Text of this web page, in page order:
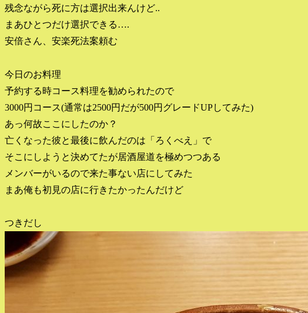
残念ながら死に方は選択出来んけど..
まあひとつだけ選択できる….
安倍さん、安楽死法案頼む
今日のお料理
予約する時コース料理を勧められたので
3000円コース(通常は2500円だが500円グレードUPしてみた)
あっ何故ここにしたのか？
亡くなった彼と最後に飲んだのは「ろくべえ」で
そこにしようと決めてたが居酒屋道を極めつつある
メンバーがいるので来た事ない店にしてみた
まあ俺も初見の店に行きたかったんだけど
つきだし